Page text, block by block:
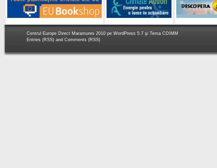
Centrul Europe Direct Maramures 2010 pe WordPress 5.7 şi Tema CDIMM
Entries (RSS) and Comments (RSS)